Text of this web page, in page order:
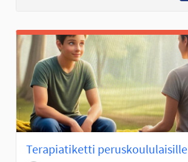
Terapiatiketti peruskoululaisille